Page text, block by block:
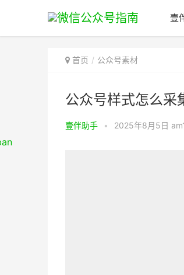
壹
首页 公众号素材
公众号样式怎么采
壹伴助手 • 2025年8月5日